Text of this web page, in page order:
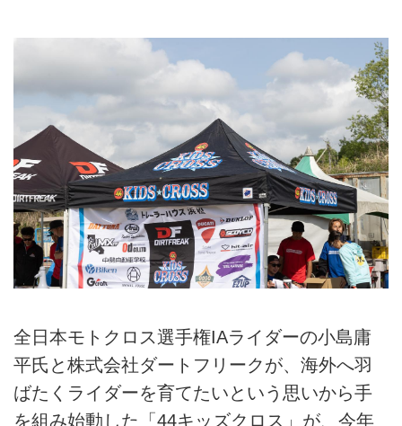
全日本モトクロス選手権IAライダーの小島庸
平氏と株式会社ダートフリークが、海外へ羽
ばたくライダーを育てたいという思いから手
を組み始動した「44キッズクロス」が、今年